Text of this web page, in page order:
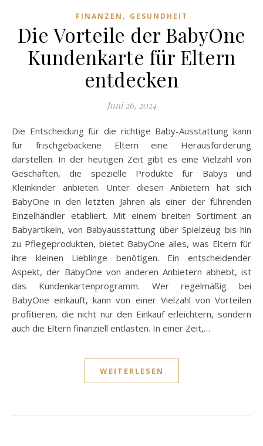
FINANZEN , GESUNDHEIT
Die Vorteile der BabyOne
Kundenkarte für Eltern
entdecken
Juni 26, 2024
Die Entscheidung für die richtige Baby-Ausstattung kann
für frischgebackene Eltern eine Herausforderung
darstellen. In der heutigen Zeit gibt es eine Vielzahl von
Geschäften, die spezielle Produkte für Babys und
Kleinkinder anbieten. Unter diesen Anbietern hat sich
BabyOne in den letzten Jahren als einer der führenden
Einzelhändler etabliert. Mit einem breiten Sortiment an
Babyartikeln, von Babyausstattung über Spielzeug bis hin
zu Pflegeprodukten, bietet BabyOne alles, was Eltern für
ihre kleinen Lieblinge benötigen. Ein entscheidender
Aspekt, der BabyOne von anderen Anbietern abhebt, ist
das Kundenkartenprogramm. Wer regelmäßig bei
BabyOne einkauft, kann von einer Vielzahl von Vorteilen
profitieren, die nicht nur den Einkauf erleichtern, sondern
auch die Eltern finanziell entlasten. In einer Zeit,…
WEITERLESEN